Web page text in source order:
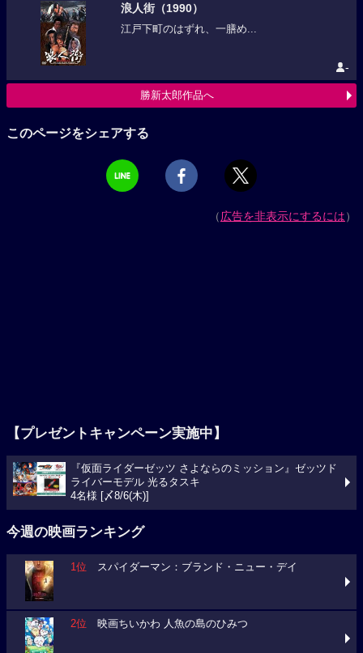
浪人街（1990）
江戸下町のはずれ、一膳め...
-
勝新太郎作品へ
このページをシェアする
（広告を非表示にするには）
【プレゼントキャンペーン実施中】
『仮面ライダーゼッツ さよならのミッション』ゼッツド
ライバーモデル 光るタスキ
4名様 [〆8/6(木)]
今週の映画ランキング
1位 スパイダーマン：ブランド・ニュー・デイ
2位 映画ちいかわ 人魚の島のひみつ